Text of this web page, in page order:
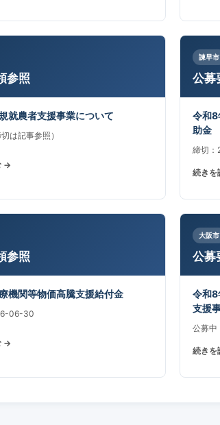
参照
就農者支援事業について
は記事参照）
→
諫早市
公募
令和8
助金
締切
続き
参照
機関等物価高騰支援給付金
06-30
→
大阪市
公募
令和8
支援
公募中
続き